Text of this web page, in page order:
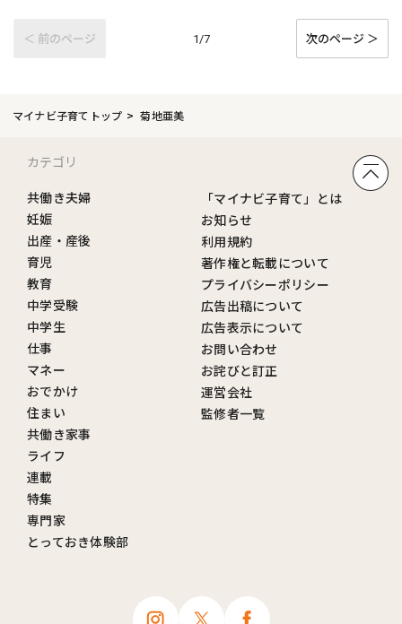
＜ 前のページ 1/7 次のページ ＞
マイナビ子育てトップ 菊地亜美
カテゴリ
共働き夫婦
妊娠
出産・産後
育児
教育
中学受験
中学生
仕事
マネー
おでかけ
住まい
共働き家事
ライフ
連載
特集
専門家
とっておき体験部
「マイナビ子育て」とは
お知らせ
利用規約
著作権と転載について
プライバシーポリシー
広告出稿について
広告表示について
お問い合わせ
お詫びと訂正
運営会社
監修者一覧